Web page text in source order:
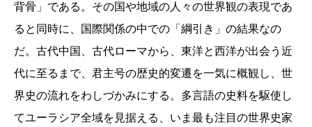
背骨」である。その国や地域の人々の世界観の表現であ
ると同時に、国際関係の中での「綱引き」の結果なの
だ。古代中国、古代ローマから、東洋と西洋が出会う近
代に至るまで、君主号の歴史的変遷を一気に概観し、世
界史の流れをわしづかみにする。多言語の史料を駆使し
てユーラシア全域を見据える、いま最も注目の世界史家